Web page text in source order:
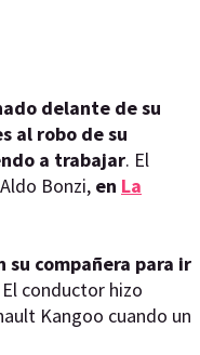
delante de su
al robo de su
a trabajar. El
Bonzi, en La
su compañera para ir
El conductor hizo
Kangoo cuando un